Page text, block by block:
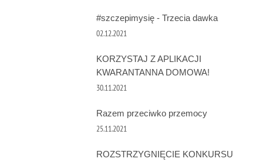
#szczepimysię - Trzecia dawka
02.12.2021
KORZYSTAJ Z APLIKACJI
KWARANTANNA DOMOWA!
30.11.2021
Razem przeciwko przemocy
25.11.2021
ROZSTRZYGNIĘCIE KONKURSU